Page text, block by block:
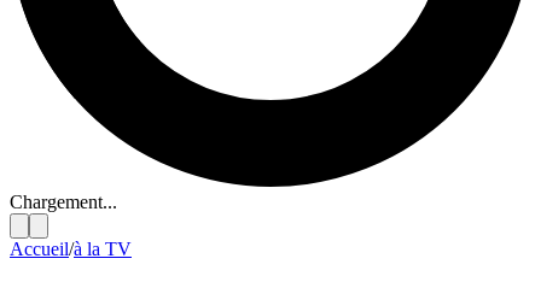
Chargement...
Accueil/à la TV